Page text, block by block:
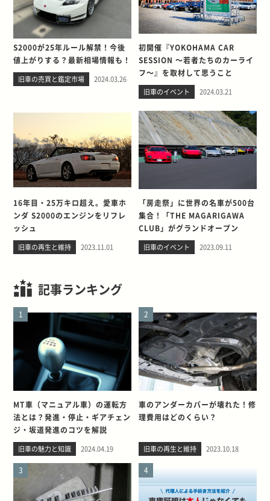
S2000が25年ルール解禁！今後
値上がりする？最新相場情報も！
旧車の売買と鑑定市場 2024.03.26
初開催『YOKOHAMA CAR
SESSION ～若者たちのカーライ
フ～』を取材して思うこと
旧車のイベント 2024.03.21
16年目・25万キロ超え。愛車ホ
ンダ S2000のエンジンをリフレ
ッシュ
旧車の再生と維持 2023.11.01
「房走祭」に世界の名車が500台
集合！「THE MAGARIGAWA
CLUB」がグランドオープン
旧車のイベント 2023.09.11
記事ランキング
1
MT車（マニュアル車）の運転方
法とは？発進・停止・ギアチェン
ジ・坂道発進のコツを解説
旧車の魅力と知識 2024.04.19
2
車のアンダーカバーが壊れた！修
理費用はどのくらい？
旧車の再生と維持 2023.10.18
3 4